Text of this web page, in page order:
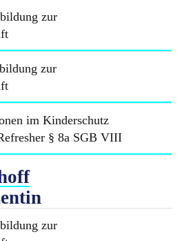
zur
zur
im Kinderschutz
§ 8a SGB VIII
zur